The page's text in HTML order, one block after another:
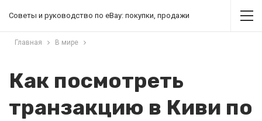
Советы и руководство по eBay: покупки, продажи
Главная В мире
Как посмотреть
транзакцию в Киви по